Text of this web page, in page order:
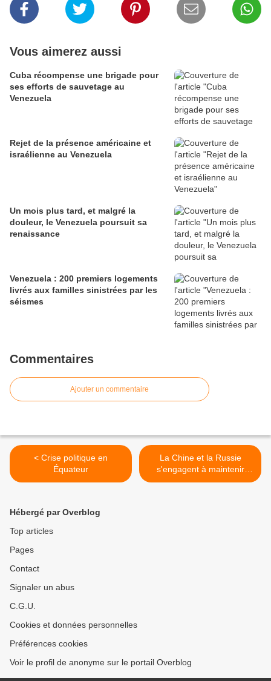
Vous aimerez aussi
Cuba récompense une brigade pour
ses efforts de sauvetage au
Venezuela
Rejet de la présence américaine et
israélienne au Venezuela
Un mois plus tard, et malgré la
douleur, le Venezuela poursuit sa
renaissance
Venezuela : 200 premiers logements
livrés aux familles sinistrées par les
séismes
Commentaires
Ajouter un commentaire
< Crise politique en
Équateur
La Chine et la Russie
s'engagent à maintenir
d'étroites communications
Hébergé par Overblog
Top articles
Pages
Contact
Signaler un abus
C.G.U.
Cookies et données personnelles
Préférences cookies
Voir le profil de anonyme sur le portail Overblog